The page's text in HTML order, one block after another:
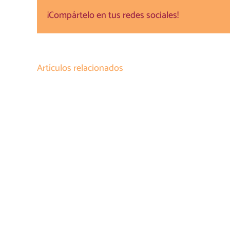
¡Compártelo en tus redes sociales!
Artículos relacionados